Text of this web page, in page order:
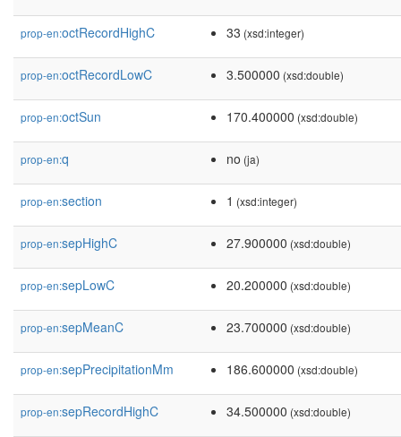
prop-en:octRecordHighC 33 (xsd:integer)
prop-en:octRecordLowC 3.500000 (xsd:double)
prop-en:octSun 170.400000 (xsd:double)
prop-en:q no (ja)
prop-en:section 1 (xsd:integer)
prop-en:sepHighC 27.900000 (xsd:double)
prop-en:sepLowC 20.200000 (xsd:double)
prop-en:sepMeanC 23.700000 (xsd:double)
prop-en:sepPrecipitationMm 186.600000 (xsd:double)
prop-en:sepRecordHighC 34.500000 (xsd:double)